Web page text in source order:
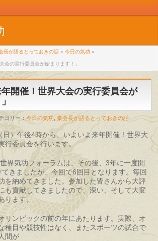
長が語るとっておきの話 »今日の気功 »
会の実行委員会が始まります！」
年開催！世界大会の実行委員会が
ゴリー：今日の気功 ,秦会長が語るとっておきの話
日）午後4時から、いよいよ来年開催！世界大
行委員会を行います。
界気功フォーラムは、その後、3年に一度開
きましたが、今回で6回目となります。毎回
を納めてきました。参加した皆さんから大評
も貢献してきましたので、深い、そして大変
ります。
リンピックの前の年にあたります。実際、オ
種目や競技性はなく、またスポーツの試合で
間が